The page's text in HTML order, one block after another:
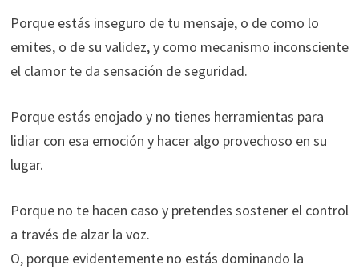
Porque estás inseguro de tu mensaje, o de como lo
emites, o de su validez, y como mecanismo inconsciente
el clamor te da sensación de seguridad.
Porque estás enojado y no tienes herramientas para
lidiar con esa emoción y hacer algo provechoso en su
lugar.
Porque no te hacen caso y pretendes sostener el control
a través de alzar la voz.
O, porque evidentemente no estás dominando la